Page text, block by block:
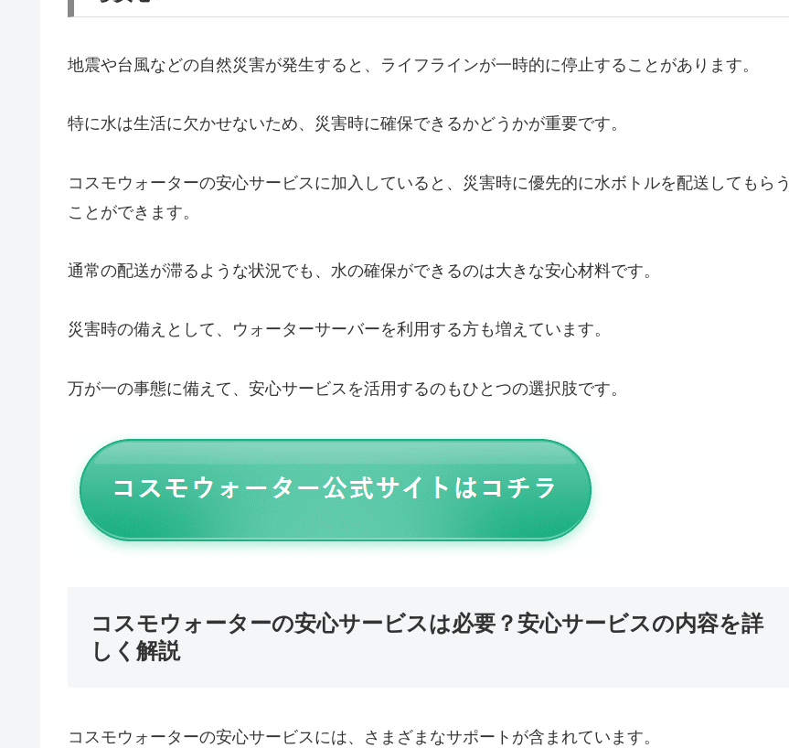
地震や台風などの自然災害が発生すると、ライフラインが一時的に停止することがあります。
特に水は生活に欠かせないため、災害時に確保できるかどうかが重要です。
コスモウォーターの安心サービスに加入していると、災害時に優先的に水ボトルを配送してもらう
ことができます。
通常の配送が滞るような状況でも、水の確保ができるのは大きな安心材料です。
災害時の備えとして、ウォーターサーバーを利用する方も増えています。
万が一の事態に備えて、安心サービスを活用するのもひとつの選択肢です。
コスモウォーターの安心サービスは必要？安心サービスの内容を詳
しく解説
コスモウォーターの安心サービスには、さまざまなサポートが含まれています。